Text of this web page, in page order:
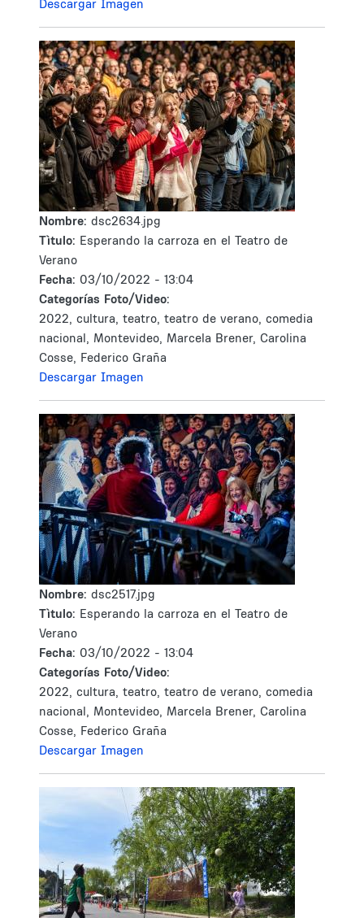
Descargar Imagen
Nombre: dsc2634.jpg
Tìtulo: Esperando la carroza en el Teatro de
Verano
Fecha: 03/10/2022 - 13:04
Categorías Foto/Video:
2022, cultura, teatro, teatro de verano, comedia
nacional, Montevideo, Marcela Brener, Carolina
Cosse, Federico Graña
Descargar Imagen
Nombre: dsc2517.jpg
Tìtulo: Esperando la carroza en el Teatro de
Verano
Fecha: 03/10/2022 - 13:04
Categorías Foto/Video:
2022, cultura, teatro, teatro de verano, comedia
nacional, Montevideo, Marcela Brener, Carolina
Cosse, Federico Graña
Descargar Imagen